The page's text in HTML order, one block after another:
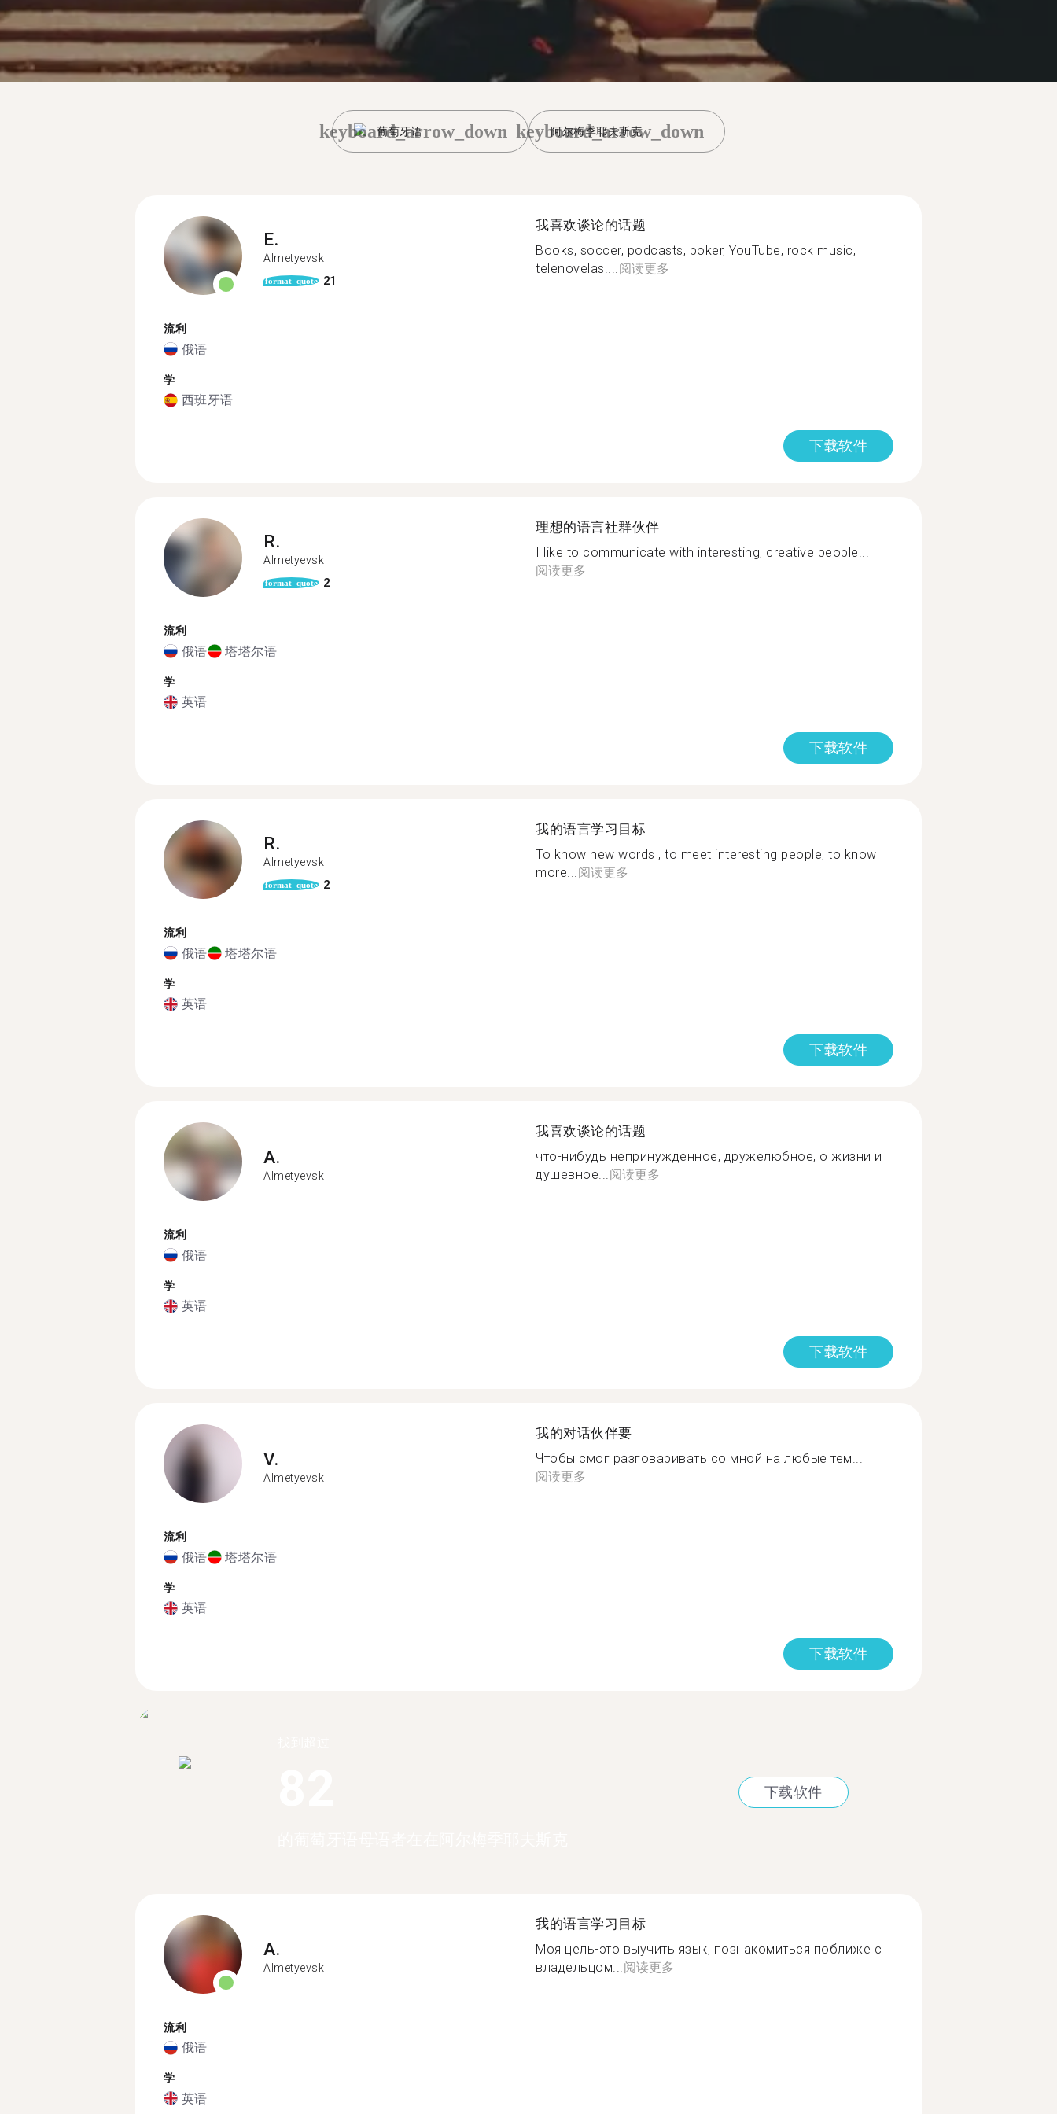
葡萄牙语
keyboard_arrow_down 阿尔梅季耶夫斯克
keyboard_arrow_down
E.
Almetyevsk
format_quote 21
流利
俄语
学
西班牙语
我喜欢谈论的话题
Books, soccer, podcasts, poker, YouTube, rock music,
telenovelas....阅读更多
下载软件
R.
Almetyevsk
format_quote 2
流利
俄语 塔塔尔语
学
英语
理想的语言社群伙伴
I like to communicate with interesting, creative people...
阅读更多
下载软件
R.
Almetyevsk
format_quote 2
流利
俄语 塔塔尔语
学
英语
我的语言学习目标
To know new words , to meet interesting people, to know
more...阅读更多
下载软件
A.
Almetyevsk
流利
俄语
学
英语
我喜欢谈论的话题
что-нибудь непринужденное, дружелюбное, о жизни и
душевное...阅读更多
下载软件
V.
Almetyevsk
流利
俄语 塔塔尔语
学
英语
我的对话伙伴要
Чтобы смог разговаривать со мной на любые тем...
阅读更多
下载软件
下载软件
A.
Almetyevsk
流利
俄语
学
英语
我的语言学习目标
Моя цель-это выучить язык, познакомиться поближе с
владельцом... 阅读更多